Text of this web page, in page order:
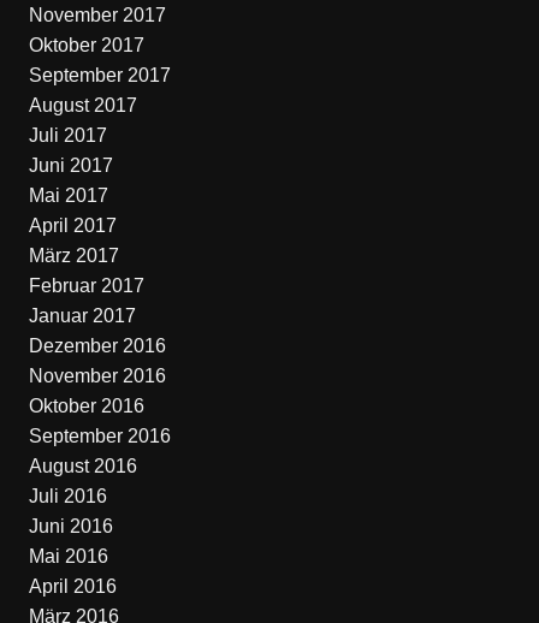
November 2017
Oktober 2017
September 2017
August 2017
Juli 2017
Juni 2017
Mai 2017
April 2017
März 2017
Februar 2017
Januar 2017
Dezember 2016
November 2016
Oktober 2016
September 2016
August 2016
Juli 2016
Juni 2016
Mai 2016
April 2016
März 2016